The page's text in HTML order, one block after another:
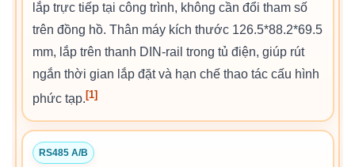
lắp trực tiếp tại công trình, không cần đổi tham số
trên đồng hồ. Thân máy kích thước 126.5*88.2*69.5
mm, lắp trên thanh DIN-rail trong tủ điện, giúp rút
ngắn thời gian lắp đặt và hạn chế thao tác cấu hình
phức tạp. [1]
RS485 A/B